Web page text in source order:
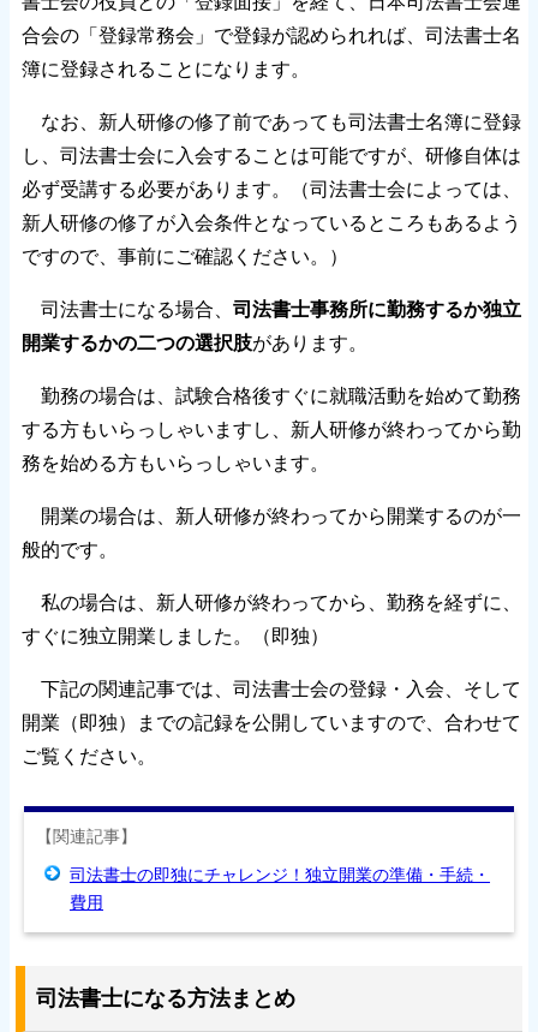
合会の「登録常務会」で登録が認められれば、司法書士名
簿に登録されることになります。
なお、新人研修の修了前であっても司法書士名簿に登録
し、司法書士会に入会することは可能ですが、研修自体は
必ず受講する必要があります。（司法書士会によっては、
新人研修の修了が入会条件となっているところもあるよう
ですので、事前にご確認ください。）
司法書士になる場合、 司法書士事務所に勤務するか独立
開業するかの二つの選択肢があります。
勤務の場合は、試験合格後すぐに就職活動を始めて勤務
する方もいらっしゃいますし、新人研修が終わってから勤
務を始める方もいらっしゃいます。
開業の場合は、新人研修が終わってから開業するのが一
般的です。
私の場合は、新人研修が終わってから、勤務を経ずに、
すぐに独立開業しました。（即独）
下記の関連記事では、司法書士会の登録・入会、そして
開業（即独）までの記録を公開していますので、合わせて
ご覧ください。
【関連記事】
司法書士の即独にチャレンジ！独立開業の準備・手続・
費用
司法書士になる方法まとめ